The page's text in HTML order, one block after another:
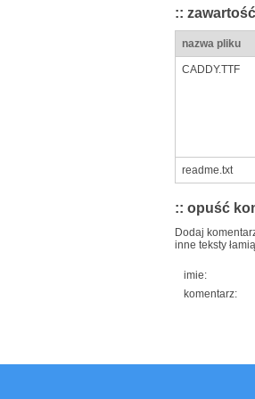
::
nazwa pliku
CADDY.TTF
readme.txt
:: opuść
Dodaj
inne teksty
imie:
komentarz: